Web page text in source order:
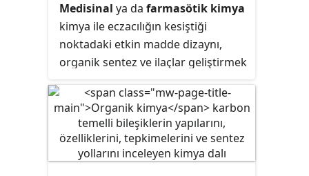
Medisinal ya da farmasötik kimya
kimya ile eczacılığın kesiştiği
noktadaki etkin madde dizaynı,
organik sentez ve ilaçlar geliştirmek
kimya yeni terapötik kullanım için
uygun olan kimyasal oluşumların
tanımlanması, sentezi ve
geliştirilmesini içerir. Ayrıca